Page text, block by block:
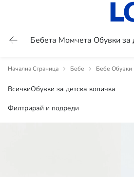
Бебета Момчета Обувки за
Начална Страница Бебе Бебе Обувки
ВсичкиОбувки за детска количка
Филтрирай и подреди